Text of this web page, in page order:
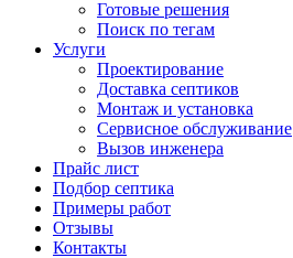
Готовые решения
Поиск по тегам
Услуги
Проектирование
Доставка септиков
Монтаж и установка
Сервисное обслуживание
Вызов инженера
Прайс лист
Подбор септика
Примеры работ
Отзывы
Контакты